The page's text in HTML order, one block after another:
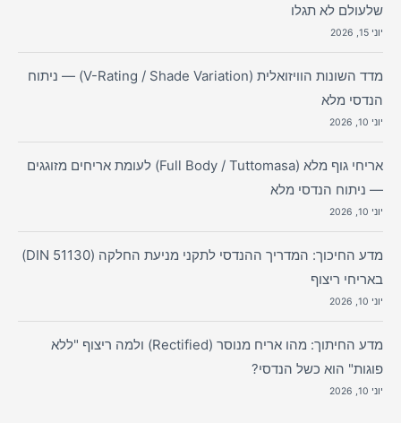
שלעולם לא תגלו
יוני 15, 2026
מדד השונות הוויזואלית (V-Rating / Shade Variation) — ניתוח
הנדסי מלא
יוני 10, 2026
אריחי גוף מלא (Full Body / Tuttomasa) לעומת אריחים מזוגגים
— ניתוח הנדסי מלא
יוני 10, 2026
מדע החיכוך: המדריך ההנדסי לתקני מניעת החלקה (DIN 51130)
באריחי ריצוף
יוני 10, 2026
מדע החיתוך: מהו אריח מנוסר (Rectified) ולמה ריצוף "ללא
פוגות" הוא כשל הנדסי?
יוני 10, 2026